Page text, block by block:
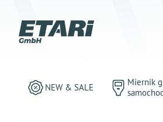
NEW & SALE
Miernik